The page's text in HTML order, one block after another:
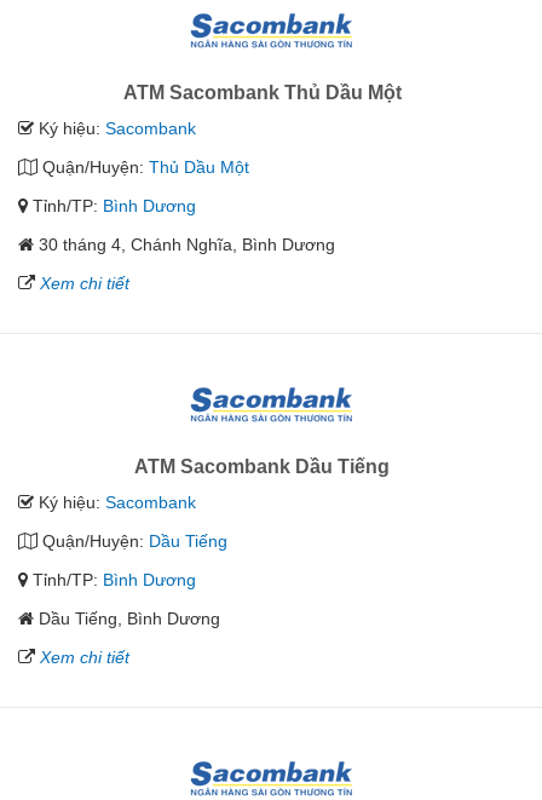
ATM Sacombank Thủ Dầu Một
Ký hiệu: Sacombank
Quận/Huyện: Thủ Dầu Một
Tỉnh/TP: Bình Dương
30 tháng 4, Chánh Nghĩa, Bình Dương
Xem chi tiết
ATM Sacombank Dầu Tiếng
Ký hiệu: Sacombank
Quận/Huyện: Dầu Tiếng
Tỉnh/TP: Bình Dương
Dầu Tiếng, Bình Dương
Xem chi tiết